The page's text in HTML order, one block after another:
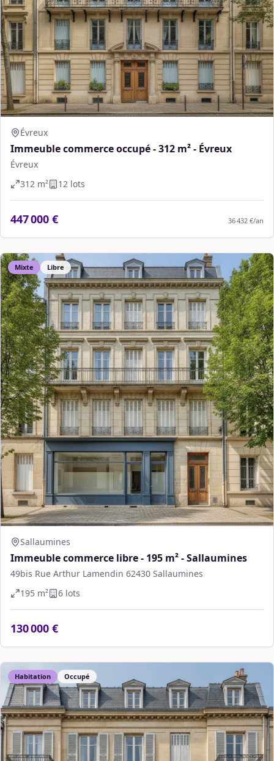
Évreux
Immeuble commerce occupé - 312 m² - Évreux
Évreux
312 m² 12 lots
447 000 € 36 432 €/an
Mixte Libre
Sallaumines
Immeuble commerce libre - 195 m² - Sallaumines
49bis Rue Arthur Lamendin 62430 Sallaumines
195 m² 6 lots
130 000 €
Habitation Occupé